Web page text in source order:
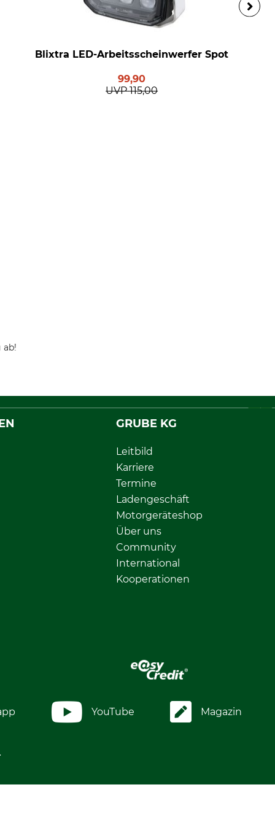
Blixtra LED-Arbeitsscheinwerfer Spot
99,90
UVP 115,00
ab!
GRUBE KG
Leitbild
Karriere
Termine
Ladengeschäft
Motorgeräteshop
Über uns
Community
International
Kooperationen
YouTube Magazin